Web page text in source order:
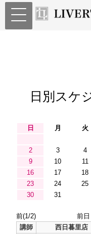
日別スケ
日 月 火
2
3 4
9
10 11
16
17 18
23
24 25
30
31
前(1/2) 前日
講師
西日暮里店